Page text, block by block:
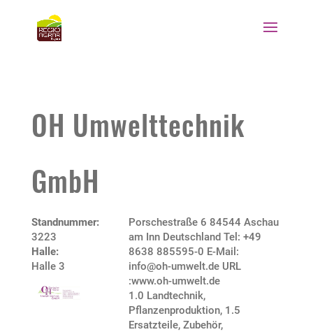
OH Umwelttechnik
GmbH
Standnummer:
3223
Halle:
Halle 3
Porschestraße 6 84544 Aschau
am Inn Deutschland Tel: +49
8638 885595-0 E-Mail:
info@oh-umwelt.de URL
:www.oh-umwelt.de
1.0 Landtechnik,
Pflanzenproduktion, 1.5
Ersatzteile, Zubehör,